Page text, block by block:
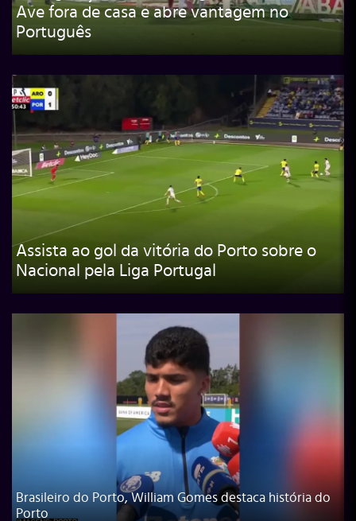
Ave fora de casa e abre vantagem no
Português
Assista ao gol da vitória do Porto sobre o
Nacional pela Liga Portugal
Brasileiro do Porto, William Gomes destaca história do
Porto